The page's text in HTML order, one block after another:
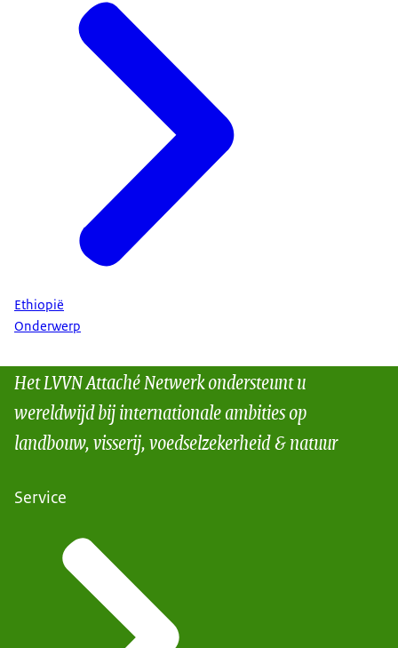
Ethiopië
Onderwerp
Het LVVN Attaché Netwerk ondersteunt u
wereldwijd bij internationale ambities op
landbouw, visserij, voedselzekerheid & natuur
Service